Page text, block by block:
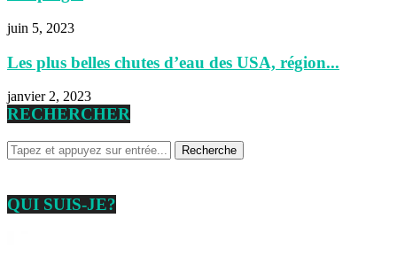
juin 5, 2023
Les plus belles chutes d’eau des USA, région...
janvier 2, 2023
RECHERCHER
QUI SUIS-JE?